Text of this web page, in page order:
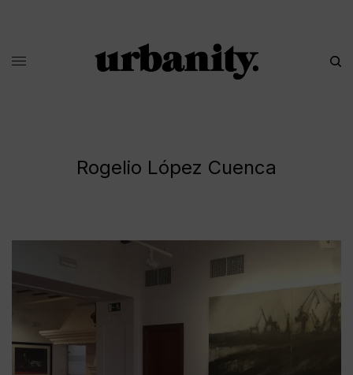
Rogelio López Cuenca